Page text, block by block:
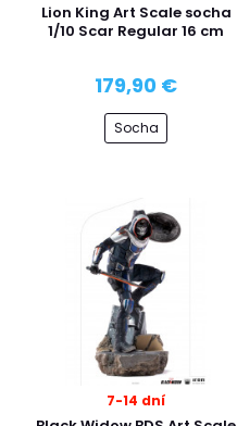
Lion King Art Scale socha
1/10 Scar Regular 16 cm
179,90 €
Socha
7-14 dní